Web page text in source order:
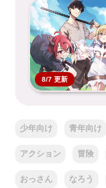
8/7 更新
少年向け 青年向け
アクション 冒険
おっさん なろう